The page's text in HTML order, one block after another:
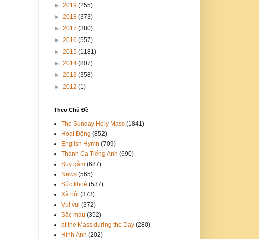
► 2019 (255)
► 2018 (373)
► 2017 (380)
► 2016 (557)
► 2015 (1181)
► 2014 (807)
► 2013 (358)
► 2012 (1)
Theo Chủ Đề
The Sunday Holy Mass (1841)
Hoạt Động (852)
English Hymn (709)
Thánh Ca Tiếng Anh (690)
Suy gẫm (687)
News (565)
Sức khoẻ (537)
Xã hội (373)
Vui vui (372)
Sắc màu (352)
at the Mass during the Day (280)
Hình Ảnh (202)